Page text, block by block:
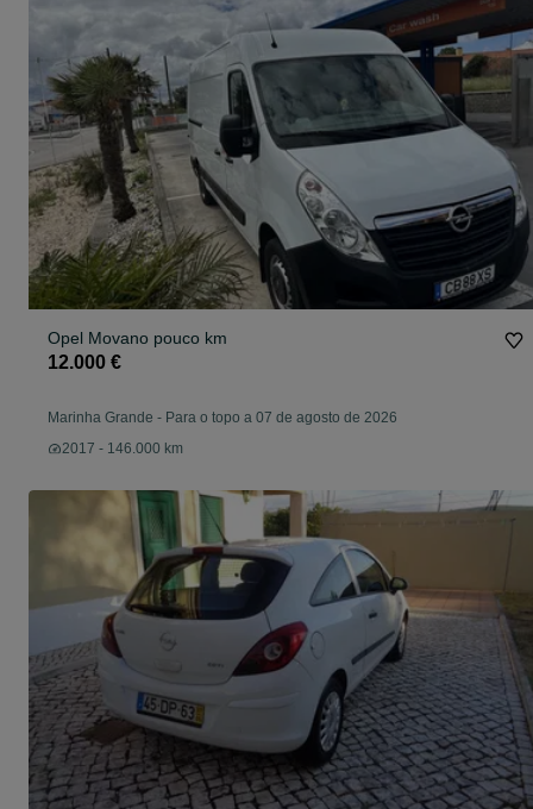
Opel Movano pouco km
12.000 €
Marinha Grande - Para o topo a 07 de agosto de 2026
2017 - 146.000 km